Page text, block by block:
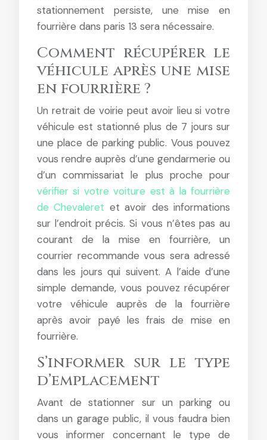
stationnement persiste, une mise en
fourrière dans paris 13 sera nécessaire.
Comment récupérer le
véhicule après une mise
en fourrière ?
Un retrait de voirie peut avoir lieu si votre
véhicule est stationné plus de 7 jours sur
une place de parking public. Vous pouvez
vous rendre auprès d’une gendarmerie ou
d’un commissariat le plus proche pour
vérifier si votre voiture est à la fourrière
de Chevaleret et avoir des informations
sur l’endroit précis. Si vous n’êtes pas au
courant de la mise en fourrière, un
courrier recommande vous sera adressé
dans les jours qui suivent. A l’aide d’une
simple demande, vous pouvez récupérer
votre véhicule auprès de la fourrière
après avoir payé les frais de mise en
fourrière.
S’informer sur le type
d’emplacement
Avant de stationner sur un parking ou
dans un garage public, il vous faudra bien
vous informer concernant le type de